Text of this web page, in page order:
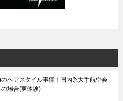
ヘアスタイル事情！国内系大手航空会
場合(実体験)